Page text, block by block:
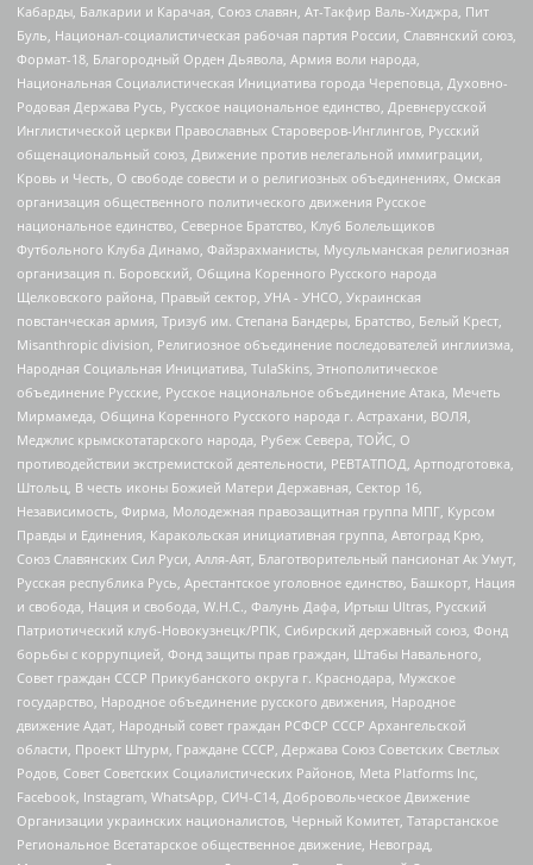
Кабарды, Балкарии и Карачая, Союз славян, Ат-Такфир Валь-Хиджра, Пит
Буль, Национал-социалистическая рабочая партия России, Славянский союз,
Формат-18, Благородный Орден Дьявола, Армия воли народа,
Национальная Социалистическая Инициатива города Череповца, Духовно-
Родовая Держава Русь, Русское национальное единство, Древнерусской
Инглистической церкви Православных Староверов-Инглингов, Русский
общенациональный союз, Движение против нелегальной иммиграции,
Кровь и Честь, О свободе совести и о религиозных объединениях, Омская
организация общественного политического движения Русское
национальное единство, Северное Братство, Клуб Болельщиков
Футбольного Клуба Динамо, Файзрахманисты, Мусульманская религиозная
организация п. Боровский, Община Коренного Русского народа
Щелковского района, Правый сектор, УНА - УНСО, Украинская
повстанческая армия, Тризуб им. Степана Бандеры, Братство, Белый Крест,
Misanthropic division, Религиозное объединение последователей инглиизма,
Народная Социальная Инициатива, TulaSkins, Этнополитическое
объединение Русские, Русское национальное объединение Атака, Мечеть
Мирмамеда, Община Коренного Русского народа г. Астрахани, ВОЛЯ,
Меджлис крымскотатарского народа, Рубеж Севера, ТОЙС, О
противодействии экстремистской деятельности, РЕВТАТПОД, Артподготовка,
Штольц, В честь иконы Божией Матери Державная, Сектор 16,
Независимость, Фирма, Молодежная правозащитная группа МПГ, Курсом
Правды и Единения, Каракольская инициативная группа, Автоград Крю,
Союз Славянских Сил Руси, Алля-Аят, Благотворительный пансионат Ак Умут,
Русская республика Русь, Арестантское уголовное единство, Башкорт, Нация
и свобода, Нация и свобода, W.H.С., Фалунь Дафа, Иртыш Ultras, Русский
Патриотический клуб-Новокузнецк/РПК, Сибирский державный союз, Фонд
борьбы с коррупцией, Фонд защиты прав граждан, Штабы Навального,
Совет граждан СССР Прикубанского округа г. Краснодара, Мужское
государство, Народное объединение русского движения, Народное
движение Адат, Народный совет граждан РСФСР СССР Архангельской
области, Проект Штурм, Граждане СССР, Держава Союз Советских Светлых
Родов, Совет Советских Социалистических Районов, Meta Platforms Inc,
Facebook, Instagram, WhatsApp, СИЧ-С14, Добровольческое Движение
Организации украинских националистов, Черный Комитет, Татарстанское
Региональное Всетатарское общественное движение, Невоград,